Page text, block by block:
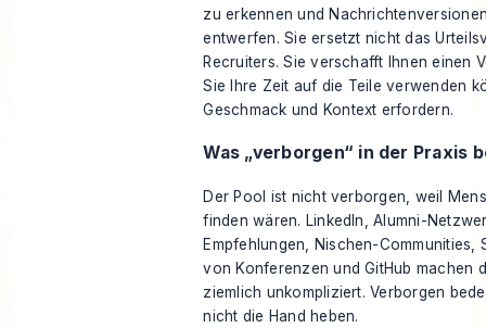
zu erkennen und
entwerfen. Sie ersetzt nicht das
Recruiters. Sie verschafft Ihnen einen
Sie Ihre Zeit auf die Teile verwenden
Geschmack und Kontext erfordern.
Was „verborgen“ in der Praxis
Der Pool ist nicht verborgen, weil
finden wären. LinkedIn, Alumni-
Empfehlungen, Nischen-Communities,
von Konferenzen und GitHub machen
ziemlich unkompliziert. Verborgen
nicht die Hand heben.